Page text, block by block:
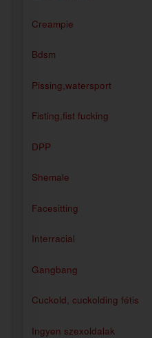
Creampie
Bdsm
Pissing,watersport
Fisting,fist fucking
DPP
Shemale
Facesitting
Interracial
Gangbang
Cuckold, cuckolding fétis
Ingyen szexoldalak